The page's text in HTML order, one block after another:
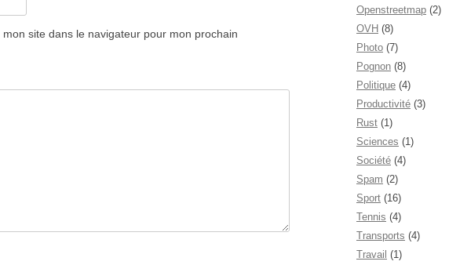
site dans le navigateur pour mon prochain
Openstreetmap (2)
OVH (8)
Photo (7)
Pognon (8)
Politique (4)
Productivité (3)
Rust (1)
Sciences (1)
Société (4)
Spam (2)
Sport (16)
Tennis (4)
Transports (4)
Travail (1)